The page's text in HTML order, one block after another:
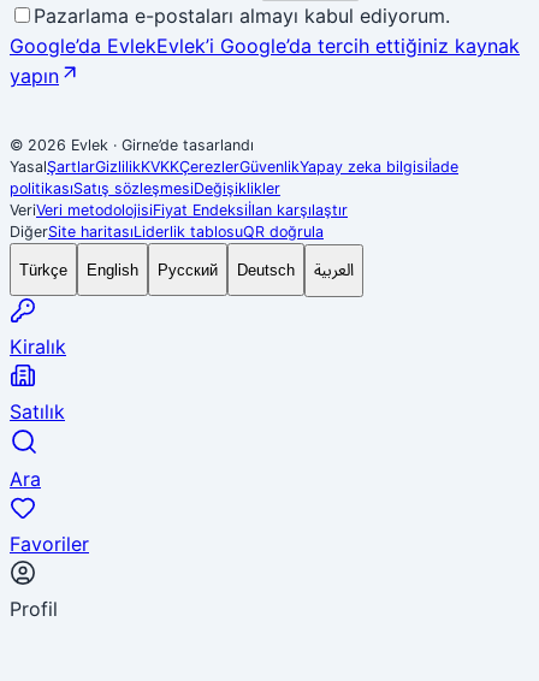
Pazarlama e-postaları almayı kabul ediyorum.
Google’da EvlekEvlek’i Google’da tercih ettiğiniz kaynak
yapın
© 2026 Evlek · Girne’de tasarlandı
YasalŞartlarGizlilikKVKKÇerezlerGüvenlikYapay zeka bilgisiİade
politikasıSatış sözleşmesiDeğişiklikler
VeriVeri metodolojisiFiyat Endeksiİlan karşılaştır
DiğerSite haritasıLiderlik tablosuQR doğrula
Türkçe English Русский Deutsch العربية
Kiralık
Satılık
Ara
Favoriler
Profil